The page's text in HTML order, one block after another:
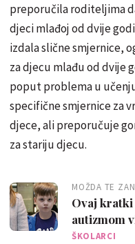
preporučila roditeljima
djeci mlađoj od dvije
izdala slične smjernice,
za djecu mlađu od dvije
poput problema u
specifične smjernice za
djece, ali preporučuje
za stariju djecu.
MOŽDA TE
Ovaj kratki
autizmom
pogledati…
ŠKOLARCI